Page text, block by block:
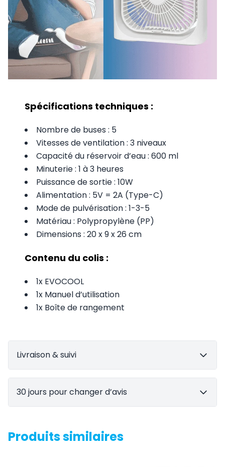
Spécifications techniques :
Nombre de buses : 5
Vitesses de ventilation : 3 niveaux
Capacité du réservoir d’eau : 600 ml
Minuterie : 1 à 3 heures
Puissance de sortie : 10W
Alimentation : 5V = 2A (Type-C)
Mode de pulvérisation : 1-3-5
Matériau : Polypropylène (PP)
Dimensions : 20 x 9 x 26 cm
Contenu du colis :
1x EVOCOOL
1x Manuel d’utilisation
1x Boîte de rangement
Livraison & suivi
30 jours pour changer d’avis
Produits similaires